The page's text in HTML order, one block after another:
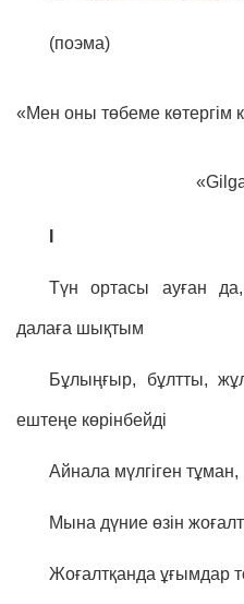
(поэма)
«Мен оны төбеме көтергім
Түн ортасы ауған
далаға шықтым
Бұлыңғыр, бұлтты,
ештеңе көрінбейді
Айнала мүлгіген тұман,
Мына дүние өзін
Жоғалтқанда ұғымдар